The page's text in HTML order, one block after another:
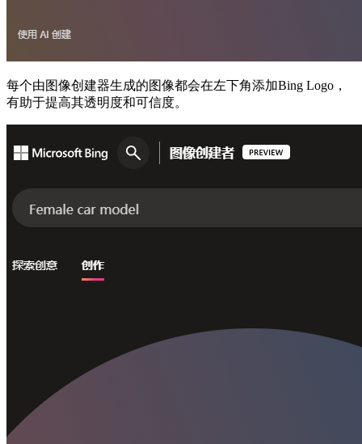
每个由图像创建器生成的图像都会在左下角添加Bing Logo，
有助于提高其透明度和可信度。